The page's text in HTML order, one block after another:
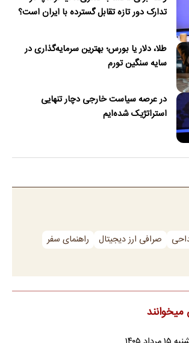
به حواشی پیام رهبر انقلاب درباره تفاهم‌نامه
اگر سه‌چهارم اعضای شعام موافق باشند، من هم
مردم؛
نگه داشتند، نه فقط کسانی که در خیابان
صادقانه خود با مردم با اشاره به تلاش دشمن برای
تا امروز مانده‌ایم،…
درباره مشکل ستاره استقلال؛ ماشاریپوف
تلاش‌های انجام‌شده برای رساندن جلال‌الدین
تأکید کرد که برخلاف تصورها،…
خزر چیست و سهم ایران از آن چه می‌شود؟
به کنوانسیون حقوقی دریای خزر را پس از هشت
جزئیات این کنوانسیون، روند…
از بازیگر شدن دخترش
بازی او را مهدی زمین‌پرداز…